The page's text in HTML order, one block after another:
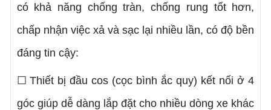
có khả năng chống tràn, chống rung tốt hơn,
chấp nhận việc xả và sạc lại nhiều lần, có độ bền
đáng tin cậy:
☐ Thiết bị đầu cos (cọc bình ắc quy) kết nối ở 4
góc giúp dễ dàng lắp đặt cho nhiều dòng xe khác